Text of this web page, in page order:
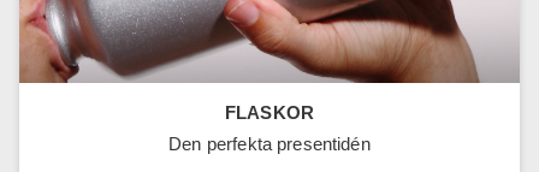
FLASKOR
Den perfekta presentidén